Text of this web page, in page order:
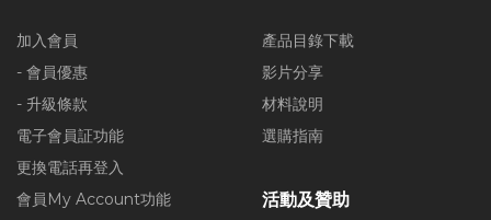
加入會員
- 會員優惠
- 升級條款
電子會員証功能
更換電話再登入
會員My Account功能
產品目錄下載
影片分享
材料說明
選購指南
活動及贊助